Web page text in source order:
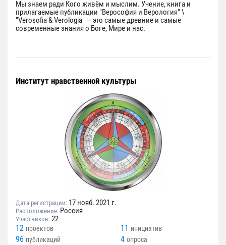
Мы знаем ради Кого живём и мыслим. Учение, книга и
прилагаемые публикации "Верософия и Верология" \
"Verosofia & Verologia" — это самые древние и самые
современные знания о Боге, Мире и нас.
Институт нравственной культуры
Дата регистрации: 17 нояб. 2021 г.
Расположение: Россия
Участников: 22
12 проектов 11 инициатив
96 публикаций 4 опроса